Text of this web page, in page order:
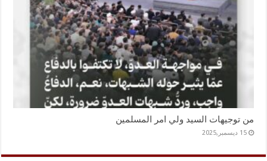
من توجيهات السيد ولي امر المسلمين
15 ديسمبر,2025